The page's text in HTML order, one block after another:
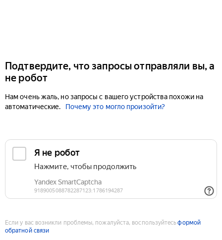
Подтвердите, что запросы отправляли вы, а
не робот
Нам очень жаль, но запросы с вашего устройства похожи на
автоматические.
Почему это могло произойти?
Если у вас возникли проблемы, пожалуйста, воспользуйтесьформой
обратной связи